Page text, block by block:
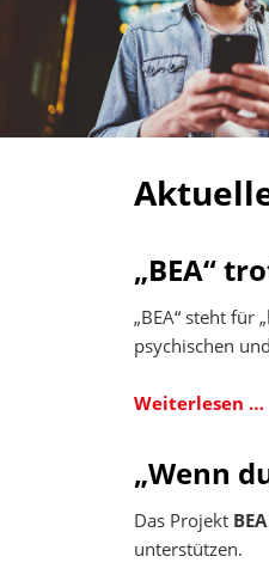
„BEA“
„BEA“ steht für
psychischen
Weiterlesen …
„Wenn
Das Projekt BEA
unterstützen.